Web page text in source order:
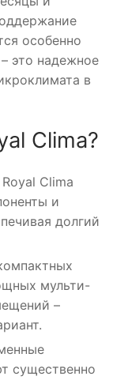
особенно
это надежное
в
Clima?
Royal Clima
и
долгий
мульти-
–
существенно